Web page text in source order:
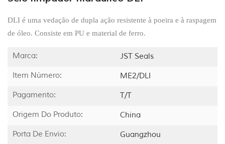
DLI é uma vedação de dupla ação resistente à poeira e à raspagem
de óleo. Consiste em PU e material de ferro.
Marca:
JST Seals
Item Número:
ME2/DLI
Pagamento:
T/T
Origem Do Produto:
China
Porta De Envio:
Guangzhou